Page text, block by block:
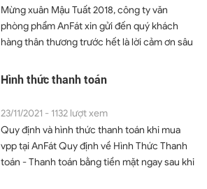
Mừng xuân Mậu Tuất 2018, công ty văn
phòng phẩm AnFát xin gửi đến quý khách
hàng thân thương trước hết là lời cảm ơn sâu
chúng tôi những năm qua. Tiếp đến, văn
nhỏ như là Lộc may mắn đầu xuân Mừng
xuân Mậu Tuất 2018, công ty văn phòng
phẩm AnFát xin gửi đến quý khách hàng thân
thương trước hết là lời cảm ơn sâu sắc vì
Hình thức thanh toán
23/11/2021 - 1132 lượt xem
Quy định và hình thức thanh toán khi mua
vpp tại AnFát Quy định về Hình Thức Thanh
toán - Thanh toán bằng tiền mặt ngay sau khi